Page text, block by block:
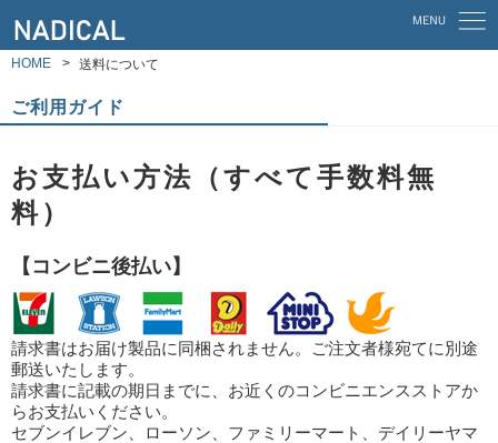
HOME 送料について
ご利用ガイド
お支払い方法（すべて手数料無
料）
【コンビニ後払い】
請求書はお届け製品に同梱されません。ご注文者様宛てに別途
郵送いたします。
請求書に記載の期日までに、お近くのコンビニエンスストアか
らお支払いください。
セブンイレブン、ローソン、ファミリーマート、デイリーヤマ